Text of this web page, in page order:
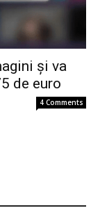
și va
de euro
4 Comments